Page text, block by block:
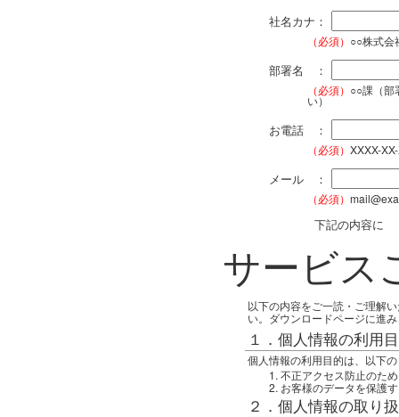
社名カナ：
（必須） ○○株式会
部署名 ：
（必須） ○○課（部
い）
お電話 ：
（必須） XXXX-
メール ：
（必須）
下記の内容に
サービス
以下の内容をご一読・ご理解
い。ダウンロードページに進
１．個人情報の利用
個人情報の利用目的は、以下
不正アクセス防止のため
お客様のデータを保護
２．個人情報の取り